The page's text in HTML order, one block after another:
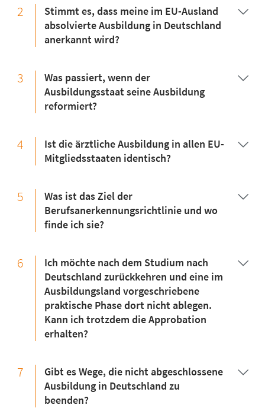
2
Stimmt es, dass meine im EU-Ausland
absolvierte Ausbildung in Deutschland
anerkannt wird?
3
Was passiert, wenn der
Ausbildungsstaat seine Ausbildung
reformiert?
4
Ist die ärztliche Ausbildung in allen EU-
Mitgliedsstaaten identisch?
5
Was ist das Ziel der
Berufsanerkennungsrichtlinie und wo
finde ich sie?
6
Ich möchte nach dem Studium nach
Deutschland zurückkehren und eine im
Ausbildungsland vorgeschriebene
praktische Phase dort nicht ablegen.
Kann ich trotzdem die Approbation
erhalten?
7
Gibt es Wege, die nicht abgeschlossene
Ausbildung in Deutschland zu
beenden?